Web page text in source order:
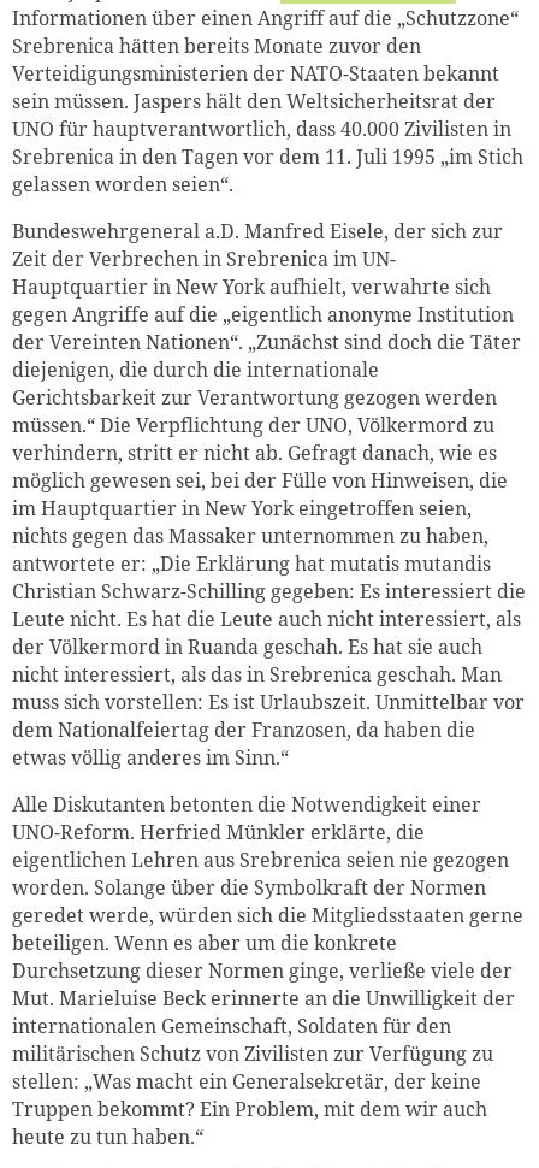
Informationen über einen Angriff auf die „Schutzzone“
Srebrenica hätten bereits Monate zuvor den
Verteidigungsministerien der NATO-Staaten bekannt
sein müssen. Jaspers hält den Weltsicherheitsrat der
UNO für hauptverantwortlich, dass 40.000 Zivilisten in
Srebrenica in den Tagen vor dem 11. Juli 1995 „im Stich
gelassen worden seien“.
Bundeswehrgeneral a.D. Manfred Eisele, der sich zur
Zeit der Verbrechen in Srebrenica im UN-
Hauptquartier in New York aufhielt, verwahrte sich
gegen Angriffe auf die „eigentlich anonyme Institution
der Vereinten Nationen“. „Zunächst sind doch die Täter
diejenigen, die durch die internationale
Gerichtsbarkeit zur Verantwortung gezogen werden
müssen.“ Die Verpflichtung der UNO, Völkermord zu
verhindern, stritt er nicht ab. Gefragt danach, wie es
möglich gewesen sei, bei der Fülle von Hinweisen, die
im Hauptquartier in New York eingetroffen seien,
nichts gegen das Massaker unternommen zu haben,
antwortete er: „Die Erklärung hat mutatis mutandis
Christian Schwarz-Schilling gegeben: Es interessiert die
Leute nicht. Es hat die Leute auch nicht interessiert, als
der Völkermord in Ruanda geschah. Es hat sie auch
nicht interessiert, als das in Srebrenica geschah. Man
muss sich vorstellen: Es ist Urlaubszeit. Unmittelbar vor
dem Nationalfeiertag der Franzosen, da haben die
etwas völlig anderes im Sinn.“
Alle Diskutanten betonten die Notwendigkeit einer
UNO-Reform. Herfried Münkler erklärte, die
eigentlichen Lehren aus Srebrenica seien nie gezogen
worden. Solange über die Symbolkraft der Normen
geredet werde, würden sich die Mitgliedsstaaten gerne
beteiligen. Wenn es aber um die konkrete
Durchsetzung dieser Normen ginge, verließe viele der
Mut. Marieluise Beck erinnerte an die Unwilligkeit der
internationalen Gemeinschaft, Soldaten für den
militärischen Schutz von Zivilisten zur Verfügung zu
stellen: „Was macht ein Generalsekretär, der keine
Truppen bekommt? Ein Problem, mit dem wir auch
heute zu tun haben.“